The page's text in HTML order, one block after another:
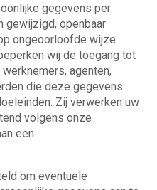
gegevens per
gewijzigd, openbaar
ongeoorloofde wijze
wij de toegang tot
agenten,
die deze gegevens
Zij verwerken uw
volgens onze
een
om eventuele